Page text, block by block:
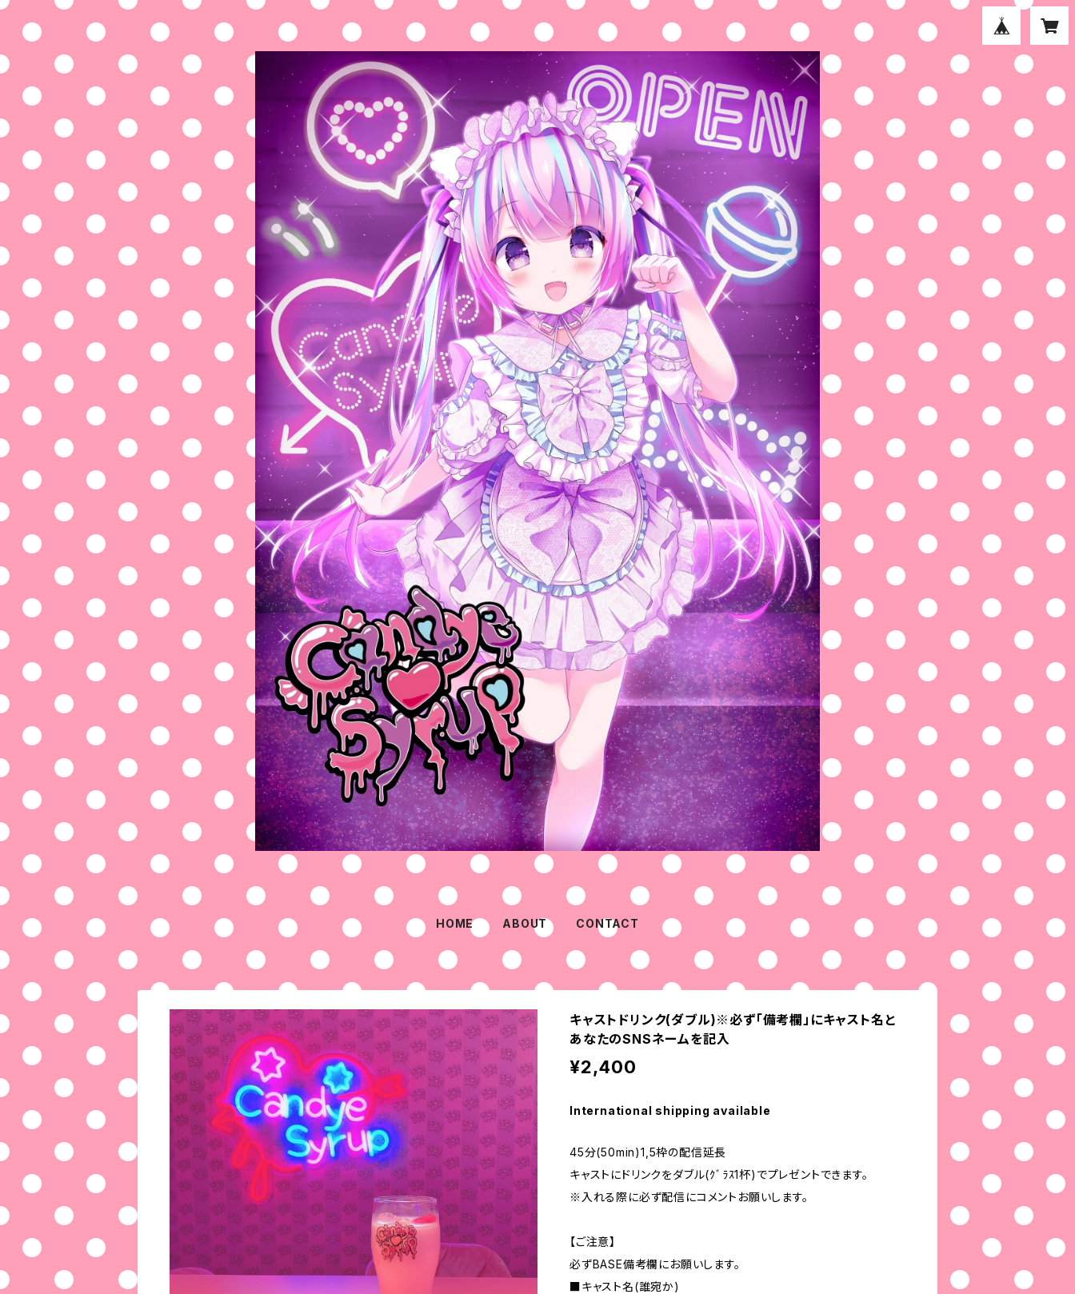
HOME ABOUT CONTACT
キャストドリンク(ダブル)※必ず「備考欄」にキャスト名と
あなたのSNSネームを記入
¥2,400
International shipping available
45分(50min)1,5枠の配信延長
キャストにドリンクをダブル(ｸﾞﾗｽ1杯)でプレゼントできます。
※入れる際に必ず配信にコメントお願いします。
【ご注意】
必ずBASE備考欄にお願いします。
■キャスト名(誰宛か)